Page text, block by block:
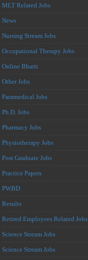
MLT Related Jobs
News
Nursing Stream Jobs
Occupational Therapy Jobs
Online Bharti
Other Jobs
Paramedical Jobs
Ph.D. Jobs
Pharmacy Jobs
Physiotherapy Jobs
Post Graduate Jobs
Practice Papers
PWBD
Results
Retired Employees Related Jobs
Science Stream Jobs
Science Stream Jobs